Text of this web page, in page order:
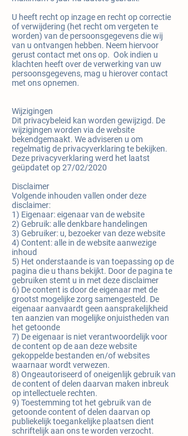
U heeft recht op inzage en recht op correctie
of verwijdering (het recht om vergeten te
worden) van de persoonsgegevens die wij
van u ontvangen hebben. Neem hiervoor
gerust contact met ons op. Ook indien u
klachten heeft over de verwerking van uw
persoonsgegevens, mag u hierover contact
met ons opnemen.
Wijzigingen
Dit privacybeleid kan worden gewijzigd. De
wijzigingen worden via de website
bekendgemaakt. We adviseren u om
regelmatig de privacyverklaring te bekijken.
Deze privacyverklaring werd het laatst
geüpdatet op 27/02/2020
Disclaimer
Volgende inhouden vallen onder deze
disclaimer:
1) Eigenaar: eigenaar van de website
2) Gebruik: alle denkbare handelingen
3) Gebruiker: u, bezoeker van deze website
4) Content: alle in de website aanwezige
inhoud
5) Het onderstaande is van toepassing op de
pagina die u thans bekijkt. Door de pagina te
gebruiken stemt u in met deze disclaimer
6) De content is door de eigenaar met de
grootst mogelijke zorg samengesteld. De
eigenaar aanvaardt geen aansprakelijkheid
ten aanzien van mogelijke onjuistheden van
het getoonde
7) De eigenaar is niet verantwoordelijk voor
de content op de aan deze website
gekoppelde bestanden en/of websites
waarnaar wordt verwezen.
8) Ongeautoriseerd of oneigenlijk gebruik van
de content of delen daarvan maken inbreuk
op intellectuele rechten.
9) Toestemming tot het gebruik van de
getoonde content of delen daarvan op
publiekelijk toegankelijke plaatsen dient
schriftelijk aan ons te worden verzocht.